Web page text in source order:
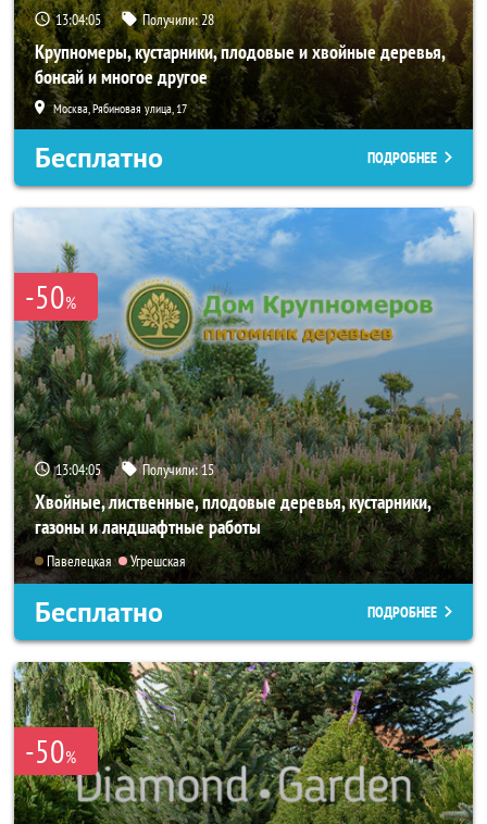
13:04:04 Получили:28
Крупномеры, кустарники, плодовые и хвойные деревья,
бонсай и многое другое
Москва, Рябиновая улица, 17
Бесплатно ПОДРОБНЕЕ
-50%
13:04:04 Получили:15
Хвойные, лиственные, плодовые деревья, кустарники,
газоны и ландшафтные работы
Павелецкая Угрешская
Бесплатно ПОДРОБНЕЕ
-50%